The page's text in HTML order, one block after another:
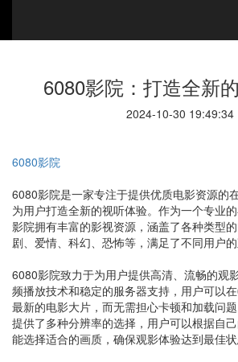
6080影院：打造全新
2024-10-30 19:49:34
6080影院
6080影院是一家专注于提供优质电影资源的
为用户打造全新的视听体验。作为一个专业
影院拥有丰富的影视资源，涵盖了各种类型
剧、爱情、科幻、恐怖等，满足了不同用户的
6080影院致力于为用户提供高清、流畅的观
频播放技术和稳定的服务器支持，用户可以
最新的电影大片，而无需担心卡顿和加载问
提供了多种分辨率的选择，用户可以根据自
能选择适合的画质，确保观影体验达到最佳状